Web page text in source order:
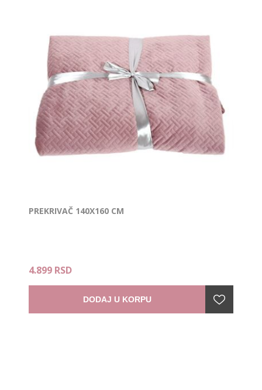
PREKRIVAČ 140X160 CM
4.899 RSD
DODAJ U KORPU